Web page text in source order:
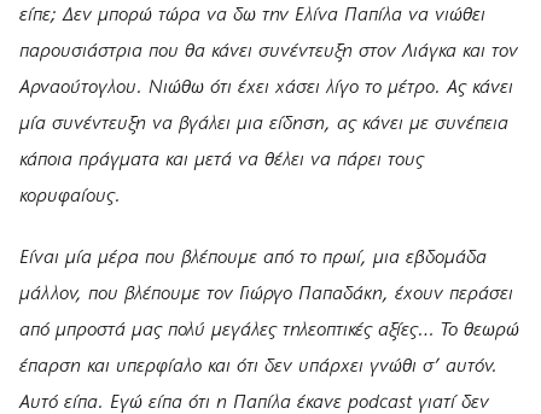
είπε; Δεν μπορώ τώρα να δω την Ελίνα Παπίλα να νιώθει
παρουσιάστρια που θα κάνει συνέντευξη στον Λιάγκα και τον
Αρναούτογλου. Νιώθω ότι έχει χάσει λίγο το μέτρο. Ας κάνει
μία συνέντευξη να βγάλει μια είδηση, ας κάνει με συνέπεια
κάποια πράγματα και μετά να θέλει να πάρει τους
κορυφαίους.
Είναι μία μέρα που βλέπουμε από το πρωί, μια εβδομάδα
μάλλον, που βλέπουμε τον Γιώργο Παπαδάκη, έχουν περάσει
από μπροστά μας πολύ μεγάλες τηλεοπτικές αξίες… Το θεωρώ
έπαρση και υπερφίαλο και ότι δεν υπάρχει γνώθι σ’ αυτόν.
Αυτό είπα. Εγώ είπα ότι η Παπίλα έκανε podcast γιατί δεν